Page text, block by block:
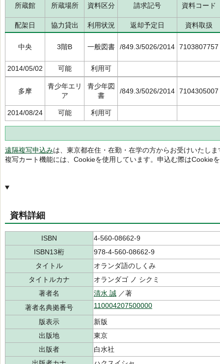
所蔵館 所蔵場所 資料区分 請求記号 資料コード
配架日 協力貸出 利用状況 返却予定日 資料取扱
中央 3階B 一般図書 /849.3/5026/2014 7103807757
2014/05/02 可能 利用可
多摩
青少年エリ
ア
青少年図
書
/849.3/5026/2014 7104305007
2014/08/24 可能 利用可
遠隔複写申込みは、東京都在住・在勤・在学の方からお受けいたしま
複写カート機能には、Cookieを使用しています。申込む際はCookie
資料詳細
ISBN
4-560-08662-9
ISBN13桁
978-4-560-08662-9
タイトル
オランダ語のしくみ
タイトルカナ
オランダゴ ノ シクミ
著者名
清水 誠 ／著
著者名典拠番号
110004207500000
版表示
新版
出版地
東京
出版者
白水社